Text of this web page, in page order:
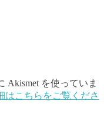
Akismet を使っていま
はこちらをご覧くださ